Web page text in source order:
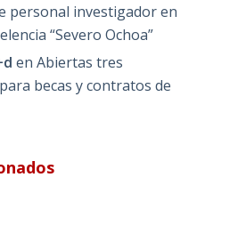
personal investigador en
“Severo Ochoa”
en Abiertas tres
becas y contratos de